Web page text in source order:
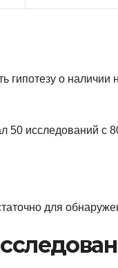
о наличии
50 исследований с
для